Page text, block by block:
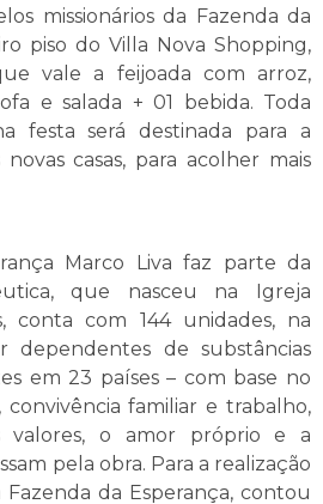
missionários da Fazenda da
piso do Villa Nova Shopping,
vale a feijoada com arroz,
e salada + 01 bebida. Toda
festa será destinada para a
casas, para acolher mais
Marco Liva faz parte da
que nasceu na Igreja
conta com 144 unidades, na
dependentes de substâncias
em 23 países – com base no
familiar e trabalho,
valores, o amor próprio e a
pela obra. Para a realização
da Esperança, contou